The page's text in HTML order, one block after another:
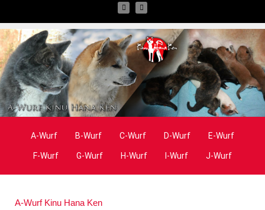
A-Wurf B-Wurf C-Wurf D-Wurf E-Wurf
F-Wurf G-Wurf H-Wurf I-Wurf J-Wurf
A-Wurf Kinu Hana Ken